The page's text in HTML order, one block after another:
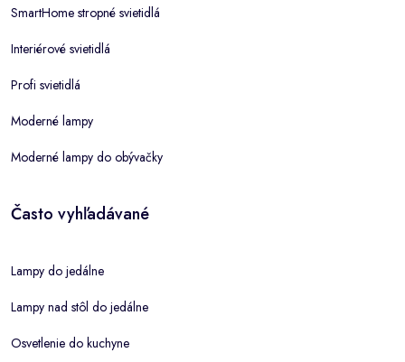
SmartHome stropné svietidlá
Interiérové svietidlá
Profi svietidlá
Moderné lampy
Moderné lampy do obývačky
Často vyhľadávané
Lampy do jedálne
Lampy nad stôl do jedálne
Osvetlenie do kuchyne